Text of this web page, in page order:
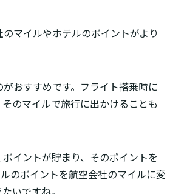
マイルやホテルのポイントがより
おすすめです。フライト搭乗時に
のマイルで旅行に出かけることも
イントが貯まり、そのポイントを
のポイントを航空会社のマイルに変
いですね。